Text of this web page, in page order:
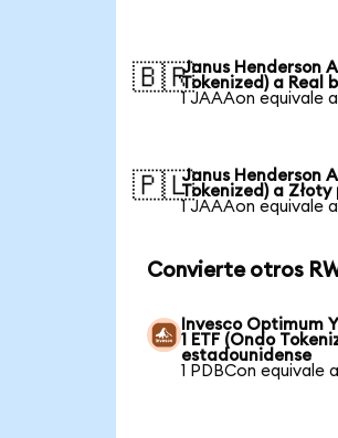
🇧🇷Janus Henderson
Tokenized) a Real
1 JAAAon equivale
🇵🇱Janus Henderson
Tokenized) a Złoty
1 JAAAon equivale a
Convierte otros
Invesco Optimum
1 ETF (Ondo
estadounidense
1 PDBCon equivale a